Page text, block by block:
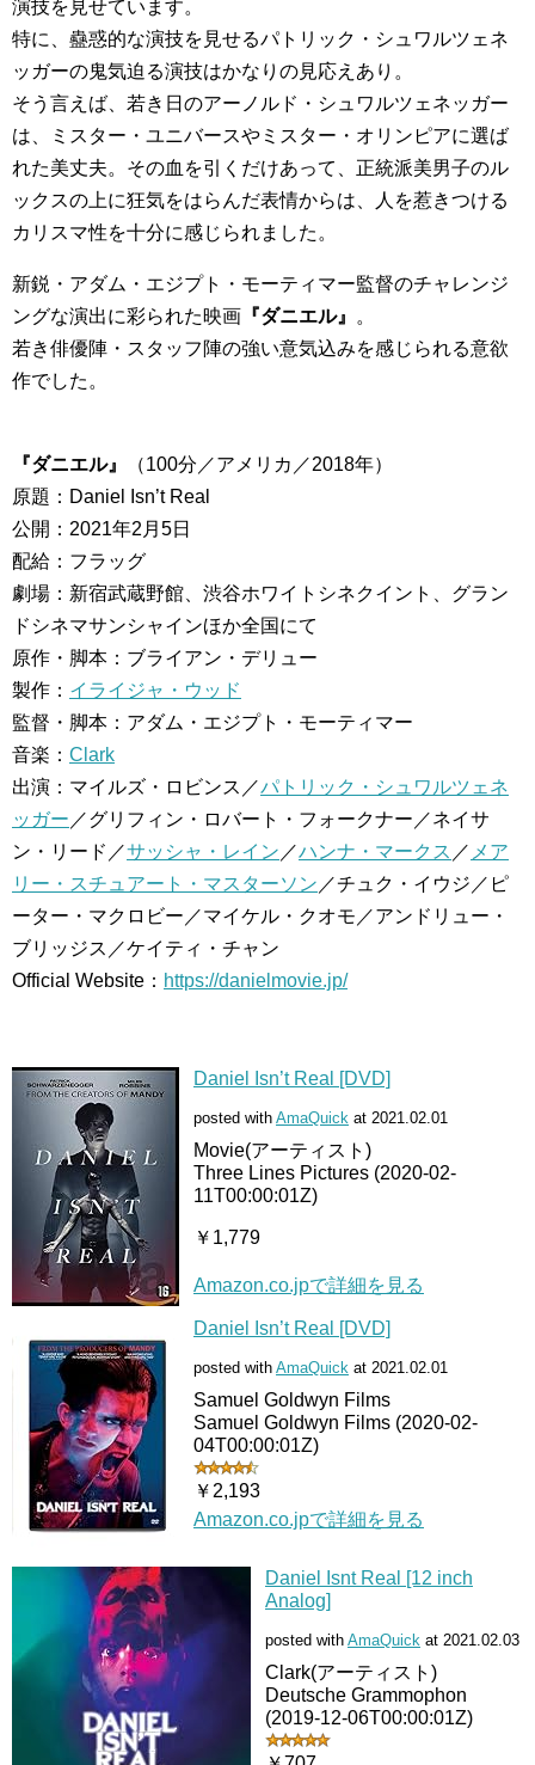
演技を見せています。
特に、蠱惑的な演技を見せるパトリック・シュワルツェネ
ッガーの鬼気迫る演技はかなりの見応えあり。
そう言えば、若き日のアーノルド・シュワルツェネッガー
は、ミスター・ユニバースやミスター・オリンピアに選ば
れた美丈夫。その血を引くだけあって、正統派美男子のル
ックスの上に狂気をはらんだ表情からは、人を惹きつける
カリスマ性を十分に感じられました。
新鋭・アダム・エジプト・モーティマー監督のチャレンジ
ングな演出に彩られた映画 『ダニエル』
。
若き俳優陣・スタッフ陣の強い意気込みを感じられる意欲
作でした。
『ダニエル』
（100分／アメリカ／2018年）
原題：Daniel Isn’t Real
公開：2021年2月5日
配給：フラッグ
劇場：新宿武蔵野館、渋谷ホワイトシネクイント、グラン
ドシネマサンシャインほか全国にて
原作・脚本：ブライアン・デリュー
製作： イライジャ・ウッド
監督・脚本：アダム・エジプト・モーティマー
音楽： Clark
出演：マイルズ・ロビンス／パトリック・シュワルツェネ
ッガー ／グリフィン・ロバート・フォークナー／ネイサ
ン・リード／サッシャ・レイン ／ハンナ・マークス ／ メア
リー・スチュアート・マスターソン ／チュク・イウジ／ピ
ーター・マクロビー／マイケル・クオモ／アンドリュー・
ブリッジス／ケイティ・チャン
Official Website： https://danielmovie.jp/
Daniel Isn’t Real [DVD]
posted with AmaQuick at 2021.02.01
Movie(アーティスト)
Three Lines Pictures (2020-02-
11T00:00:01Z)
￥1,779
Amazon.co.jpで詳細を見る
Daniel Isn’t Real [DVD]
posted with AmaQuick at 2021.02.01
Samuel Goldwyn Films
Samuel Goldwyn Films (2020-02-
04T00:00:01Z)
￥2,193
Amazon.co.jpで詳細を見る
Daniel Isnt Real [12 inch
Analog]
posted with AmaQuick at 2021.02.03
Clark(アーティスト)
Deutsche Grammophon
(2019-12-06T00:00:01Z)